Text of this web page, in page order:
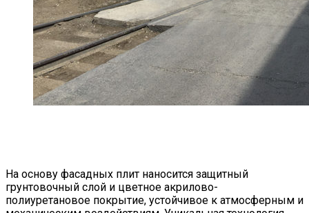
На основу фасадных плит наносится защитный
грунтовочный слой и цветное акрилово-
полиуретановое покрытие, устойчивое к атмосферным и